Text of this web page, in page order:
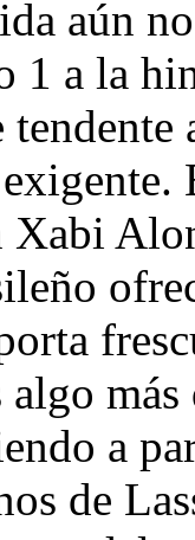
aún
1 a la
algo
a
de